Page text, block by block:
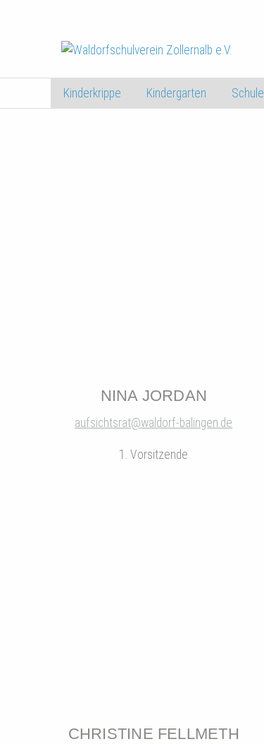
Kinderkrippe Kindergarten Schule
NINA JORDAN
aufsichtsrat@waldorf-balingen.de
1. Vorsitzende
CHRISTINE FELLMETH